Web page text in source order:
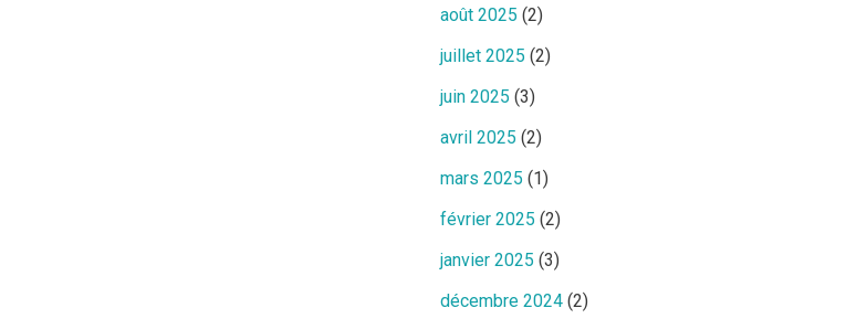
août 2025 (2)
juillet 2025 (2)
juin 2025 (3)
avril 2025 (2)
mars 2025 (1)
février 2025 (2)
janvier 2025 (3)
décembre 2024 (2)